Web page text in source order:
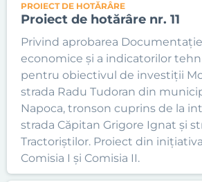
PROIECT DE HOTĂRÂRE
Proiect de hotărâre nr. 11
Privind aprobarea
economice și a indicatorilor
pentru obiectivul de investiții
strada Radu Tudoran din
Napoca, tronson cuprins de la
strada Căpitan Grigore Ignat și
Tractoriștilor. Proiect din
Comisia I și Comisia II.